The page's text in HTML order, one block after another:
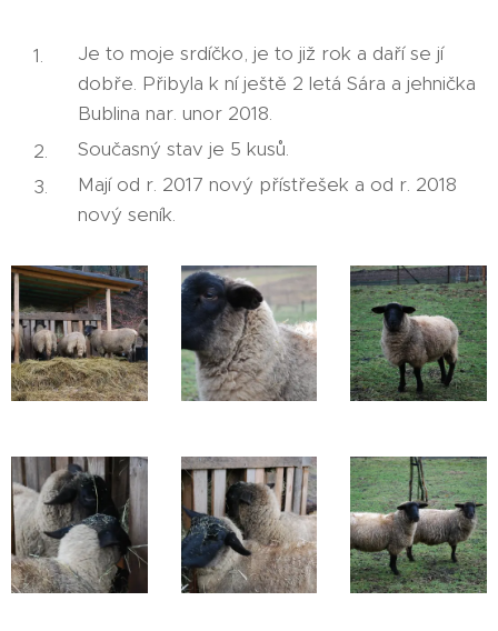
Je to moje srdíčko, je to již rok a daří se jí
dobře. Přibyla k ní ještě 2 letá Sára a jehnička
Bublina nar. unor 2018.
Současný stav je 5 kusů.
Mají od r. 2017 nový přístřešek a od r. 2018
nový seník.